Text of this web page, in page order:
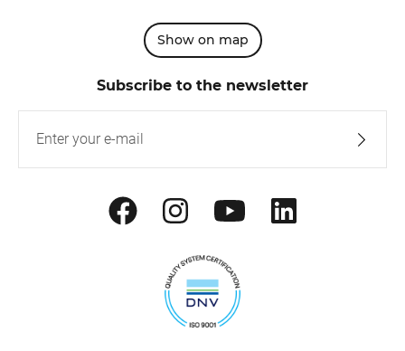
Show on map
Subscribe to the newsletter